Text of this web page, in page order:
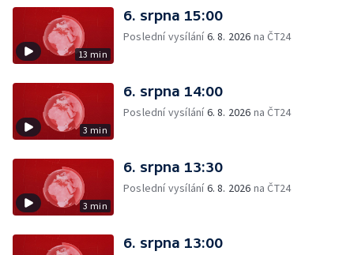
13 min
6. srpna 15:00
Poslední vysílání6. 8. 2026 na ČT24
3 min
6. srpna 14:00
Poslední vysílání6. 8. 2026 na ČT24
3 min
6. srpna 13:30
Poslední vysílání6. 8. 2026 na ČT24
6. srpna 13:00